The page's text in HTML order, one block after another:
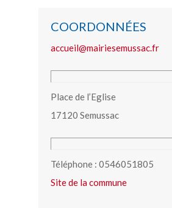
COORDONNÉES
accueil@mairiesemussac.fr
Place de l’Eglise
17120 Semussac
Téléphone : 0546051805
Site de la commune